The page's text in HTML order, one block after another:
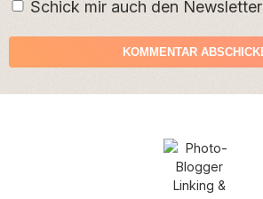
Schick mir auch den Newsletter